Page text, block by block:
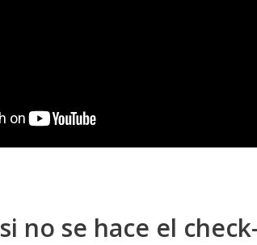
no se hace el